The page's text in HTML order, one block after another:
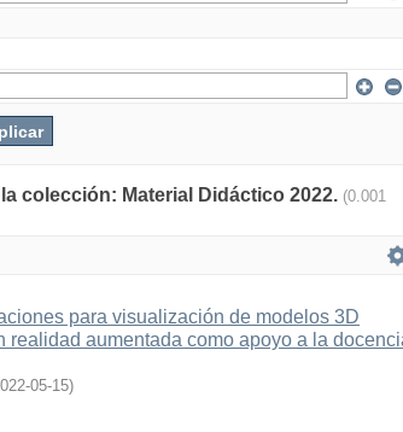
colección: Material Didáctico 2022. (0.001
para visualización de modelos 3D
realidad aumentada como apoyo a la
05-15)